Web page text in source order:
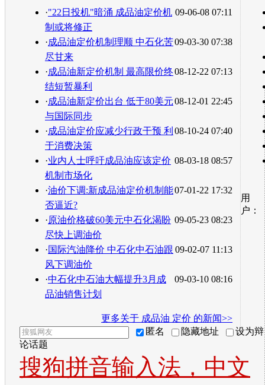
转发至：
09-06-08 07:11
·"22日投机"暗涌 成品油定价机
制或将修正
09-03-30 07:38
·成品油定价机制理顺 中石化苦
尽甘来
08-12-22 07:13
·成品油新定价机制 最高限价终
结短暂暴利
08-12-01 22:45
·成品油新定价出台 低于80美元
与国际同步
08-10-24 07:40
·成品油定价应减少行政干预 利
于消费决策
08-03-18 08:57
·业内人士呼吁成品油应该定价
机制市场化
07-01-22 17:32
·油价下调:新成品油定价机制能
否逼近?
09-05-23 08:23
·原油价格破60美元中石化渴盼
尽快上调油价
09-02-07 11:13
·国际汽油降价 中石化中石油跟
风下调油价
09-03-10 08:16
·中石化中石油大幅提升3月成
品油销售计划
更多关于 成品油 定价 的新闻>>
用
户：
匿名 隐藏地址
设为辩
论话题
搜狗拼音输入法，中文